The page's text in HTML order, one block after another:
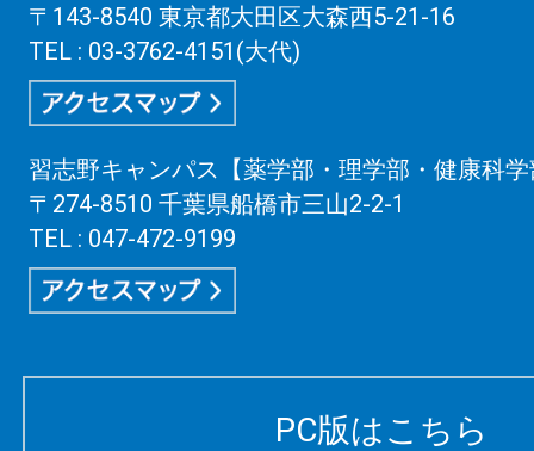
〒143-8540 東京都大田区大森西5-21-16
TEL : 03-3762-4151(大代)
習志野キャンパス【薬学部・理学部・健康科
〒274-8510 千葉県船橋市三山2-2-1
TEL : 047-472-9199
PC版はこちら